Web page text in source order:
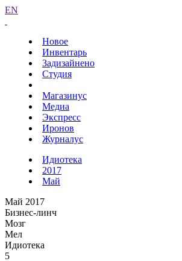
EN
Новое
Инвентарь
Задизайнено
Студия
Магазинус
Медиа
Экспресс
Иронов
Журналус
Идиотека
2017
Май
Май 2017
Бизнес-линч
Мозг
Мел
Идиотека
5